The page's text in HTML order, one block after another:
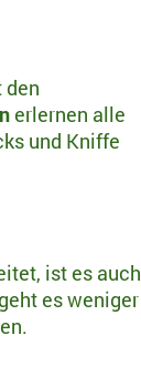
den
erlernen alle
und Kniffe
ist es auch
es weniger